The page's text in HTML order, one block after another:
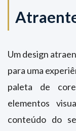
Um design
para uma
paleta de
elementos
conteúdo do